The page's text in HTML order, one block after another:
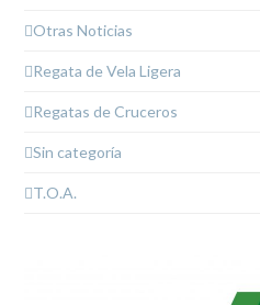
Otras Noticias
Regata de Vela Ligera
Regatas de Cruceros
Sin categoría
T.O.A.